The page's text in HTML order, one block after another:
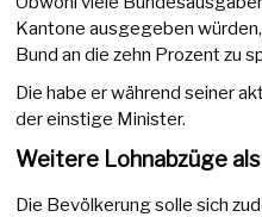
Kantone ausgegeben
Bund an die zehn Prozent zu
Die habe er während seiner
der einstige Minister.
Weitere Lohnabzüge als
Die Bevölkerung solle sich